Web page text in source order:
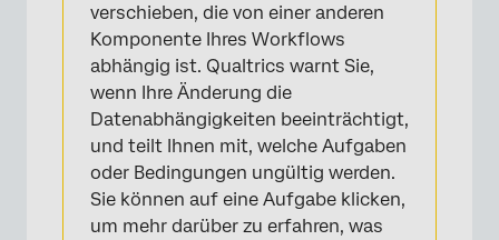
verschieben, die von einer anderen
Komponente Ihres Workflows
abhängig ist. Qualtrics warnt Sie,
wenn Ihre Änderung die
Datenabhängigkeiten beeinträchtigt,
und teilt Ihnen mit, welche Aufgaben
oder Bedingungen ungültig werden.
Sie können auf eine Aufgabe klicken,
um mehr darüber zu erfahren, was